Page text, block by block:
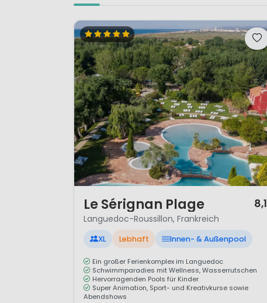
Le Sérignan Plage 8,1
Languedoc-Roussillon, Frankreich
XL Lebhaft Innen- & Außenpool
Ein großer Ferienkomplex im Languedoc
Schwimmparadies mit Wellness, Wasserrutschen
Hervorragenden Pools für Kinder
Super Animation, Sport- und Kreativkurse sowie
Abendshows